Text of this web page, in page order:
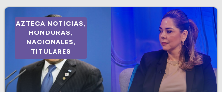
AZTECA NOTICIAS,
HONDURAS,
NACIONALES,
TITULARES